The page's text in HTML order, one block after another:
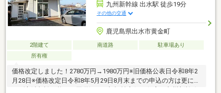
九州新幹線 出水駅 徒歩19分
その他の交通
鹿児島県出水市黄金町
2階建て 南道路
駐車場あり
所有権
価格改定しました！2780万円→1980万円※旧価格公表日令和8年2
月28日※価格改定日令和8年5月29日8月末までの申込の方は更に値